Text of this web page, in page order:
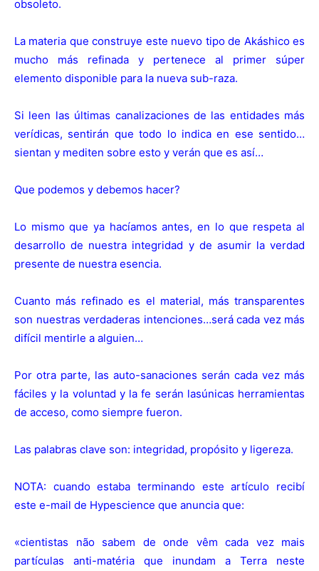
obsoleto.
La materia que construye este nuevo tipo de Akáshico es
mucho más refinada y pertenece al primer súper
elemento disponible para la nueva sub-raza.
Si leen las últimas canalizaciones de las entidades más
verídicas, sentirán que todo lo indica en ese sentido…
sientan y mediten sobre esto y verán que es así…
Que podemos y debemos hacer?
Lo mismo que ya hacíamos antes, en lo que respeta al
desarrollo de nuestra integridad y de asumir la verdad
presente de nuestra esencia.
Cuanto más refinado es el material, más transparentes
son nuestras verdaderas intenciones…será cada vez más
difícil mentirle a alguien…
Por otra parte, las auto-sanaciones serán cada vez más
fáciles y la voluntad y la fe serán lasúnicas herramientas
de acceso, como siempre fueron.
Las palabras clave son: integridad, propósito y ligereza.
NOTA: cuando estaba terminando este artículo recibí
este e-mail de Hypescience que anuncia que:
«cientistas não sabem de onde vêm cada vez mais
partículas anti-matéria que inundam a Terra neste